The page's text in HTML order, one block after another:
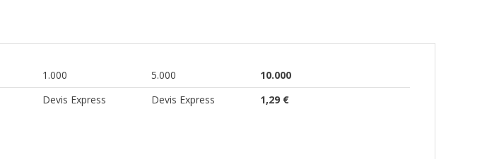
1.000 5.000
10.000
Devis Express Devis Express 1,29 €